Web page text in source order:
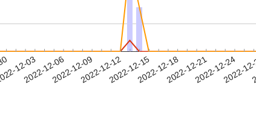
12-03
2022-12-062022-12-092022-12-122022-12-152022-12-182022-12-212022-12-24
2022-